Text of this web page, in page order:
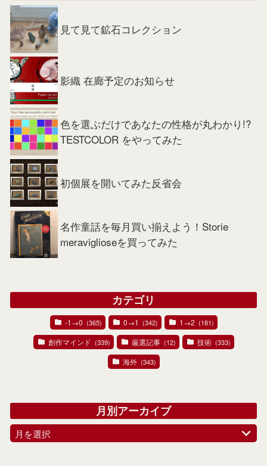
見て見て鉱石コレクション
影織 在廊予定のお知らせ
色を選ぶだけであなたの性格が丸わかり!?
TESTCOLOR をやってみた
初個展を開いてみた反省会
名作童話を毎月買い揃えよう！Storie
meraviglioseを買ってみた
カテゴリ
-1→0 (365) 0→1 (342) 1→2 (181)
創作マインド (339) 厳選記事 (12) 技術 (333)
海外 (343)
月別アーカイブ
月を選択